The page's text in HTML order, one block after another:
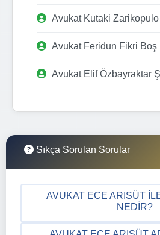
Avukat Kutaki Zarikopulo
Avukat Feridun Fikri Boş
Avukat Elif Özbayraktar
Sıkça Sorulan Sorular
AVUKAT ECE ARISÜT
NEDIR?